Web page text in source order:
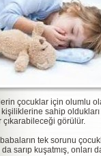
çocuklar için olumlu
sahip
çıkarabileceği görülür.
tek sorunu
sarıp kuşatmış, onları